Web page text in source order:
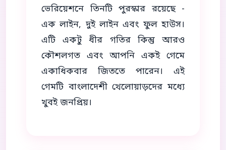
ভেরিয়েশনে তিনটি পুরস্কার রয়েছে -
এক লাইন, দুই লাইন এবং ফুল হাউস।
এটি একটু ধীর গতির কিন্তু আরও
কৌশলগত এবং আপনি একই গেমে
একাধিকবার জিততে পারেন। এই
গেমটি বাংলাদেশী খেলোয়াড়দের মধ্যে
খুবই জনপ্রিয়।